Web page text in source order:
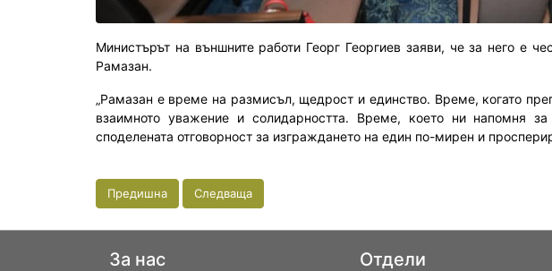
Министърът на външните работи Георг Георгиев заяви, че за него е
Рамазан.
„Рамазан е време на размисъл, щедрост и единство. Време, когато
взаимното уважение и солидарността. Време, което ни напомня за
споделената отговорност за изграждането на един по-мирен и
Предишна Следваща
За нас Отдели